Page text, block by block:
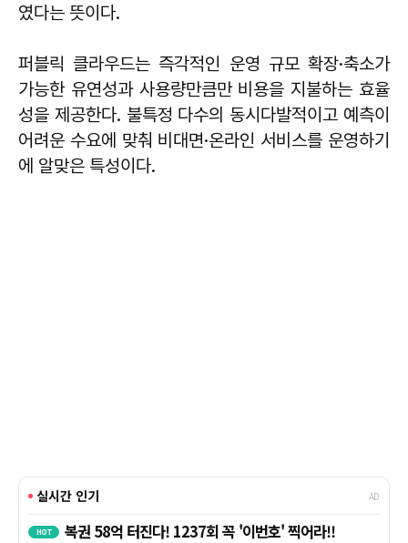
였다는 뜻이다.
퍼블릭 클라우드는 즉각적인 운영 규모 확장·축소가
가능한 유연성과 사용량만큼만 비용을 지불하는 효율
성을 제공한다. 불특정 다수의 동시다발적이고 예측이
어려운 수요에 맞춰 비대면·온라인 서비스를 운영하기
에 알맞은 특성이다.